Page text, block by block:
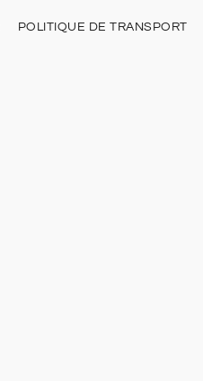
POLITIQUE DE TRANSPORT